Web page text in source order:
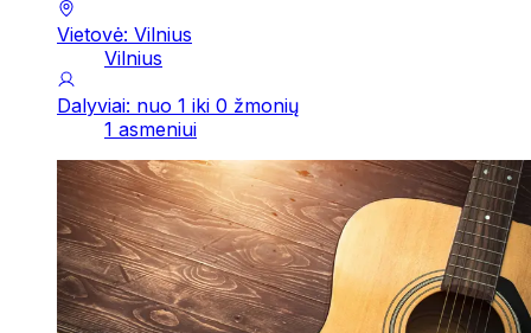
Vietovė: Vilnius
Vilnius
Dalyviai: nuo 1 iki 0 žmonių
1 asmeniui